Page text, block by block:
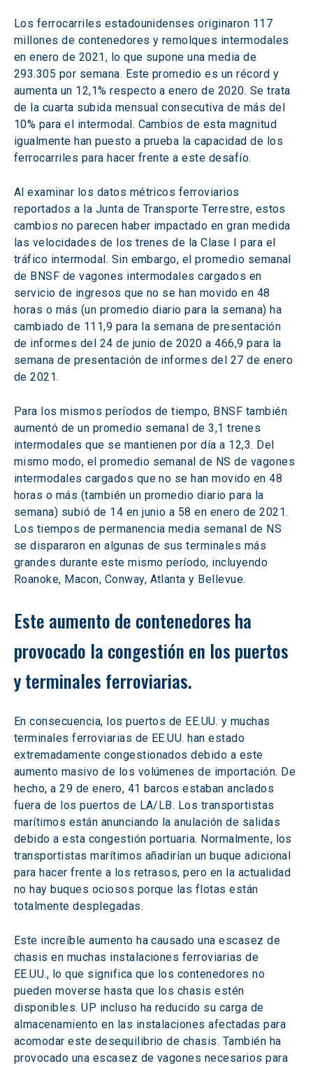
Los ferrocarriles estadounidenses originaron 117
millones de contenedores y remolques intermodales
en enero de 2021, lo que supone una media de
293.305 por semana. Este promedio es un récord y
aumenta un 12,1% respecto a enero de 2020. Se trata
de la cuarta subida mensual consecutiva de más del
10% para el intermodal. Cambios de esta magnitud
igualmente han puesto a prueba la capacidad de los
ferrocarriles para hacer frente a este desafío.
Al examinar los datos métricos ferroviarios
reportados a la Junta de Transporte Terrestre, estos
cambios no parecen haber impactado en gran medida
las velocidades de los trenes de la Clase I para el
tráfico intermodal. Sin embargo, el promedio semanal
de BNSF de vagones intermodales cargados en
servicio de ingresos que no se han movido en 48
horas o más (un promedio diario para la semana) ha
cambiado de 111,9 para la semana de presentación
de informes del 24 de junio de 2020 a 466,9 para la
semana de presentación de informes del 27 de enero
de 2021.
Para los mismos períodos de tiempo, BNSF también
aumentó de un promedio semanal de 3,1 trenes
intermodales que se mantienen por día a 12,3. Del
mismo modo, el promedio semanal de NS de vagones
intermodales cargados que no se han movido en 48
horas o más (también un promedio diario para la
semana) subió de 14 en junio a 58 en enero de 2021.
Los tiempos de permanencia media semanal de NS
se dispararon en algunas de sus terminales más
grandes durante este mismo período, incluyendo
Roanoke, Macon, Conway, Atlanta y Bellevue.
Este aumento de contenedores ha
provocado la congestión en los puertos
y terminales ferroviarias.
En consecuencia, los puertos de EE.UU. y muchas
terminales ferroviarias de EE.UU. han estado
extremadamente congestionados debido a este
aumento masivo de los volúmenes de importación. De
hecho, a 29 de enero, 41 barcos estaban anclados
fuera de los puertos de LA/LB. Los transportistas
marítimos están anunciando la anulación de salidas
debido a esta congestión portuaria. Normalmente, los
transportistas marítimos añadirían un buque adicional
para hacer frente a los retrasos, pero en la actualidad
no hay buques ociosos porque las flotas están
totalmente desplegadas.
Este increíble aumento ha causado una escasez de
chasis en muchas instalaciones ferroviarias de
EE.UU., lo que significa que los contenedores no
pueden moverse hasta que los chasis estén
disponibles. UP incluso ha reducido su carga de
almacenamiento en las instalaciones afectadas para
acomodar este desequilibrio de chasis. También ha
provocado una escasez de vagones necesarios para